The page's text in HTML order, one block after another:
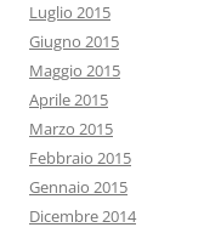
Luglio 2015
Giugno 2015
Maggio 2015
Aprile 2015
Marzo 2015
Febbraio 2015
Gennaio 2015
Dicembre 2014